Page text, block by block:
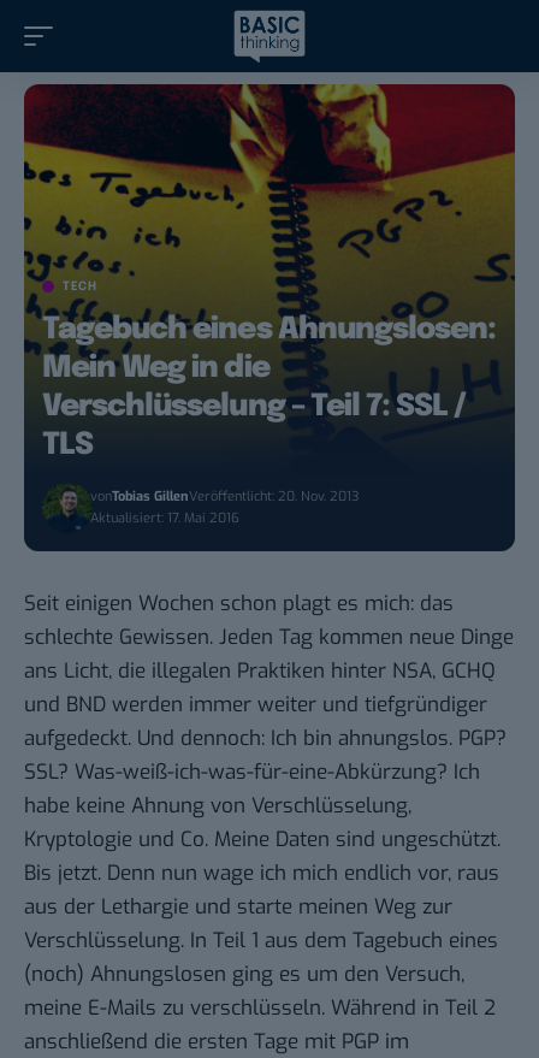
TECH
Tagebuch eines Ahnungslosen:
Mein Weg in die
Verschlüsselung – Teil 7: SSL /
TLS
vonTobias GillenVeröffentlicht: 20. Nov. 2013
Aktualisiert: 17. Mai 2016
Seit einigen Wochen schon plagt es mich: das
schlechte Gewissen. Jeden Tag kommen neue Dinge
ans Licht, die illegalen Praktiken hinter NSA, GCHQ
und BND werden immer weiter und tiefgründiger
aufgedeckt. Und dennoch: Ich bin ahnungslos. PGP?
SSL? Was-weiß-ich-was-für-eine-Abkürzung? Ich
habe keine Ahnung von Verschlüsselung,
Kryptologie und Co. Meine Daten sind ungeschützt.
Bis jetzt. Denn nun wage ich mich endlich vor, raus
aus der Lethargie und starte meinen Weg zur
Verschlüsselung. In Teil 1 aus dem Tagebuch eines
(noch) Ahnungslosen ging es um den Versuch,
meine E-Mails zu verschlüsseln. Während in Teil 2
anschließend die ersten Tage mit PGP im